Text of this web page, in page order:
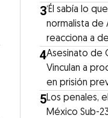
3‘Él sabía lo
normalista de
reacciona a
4Asesinato de
Vinculan a
en prisión
5Los penales,
México Sub-